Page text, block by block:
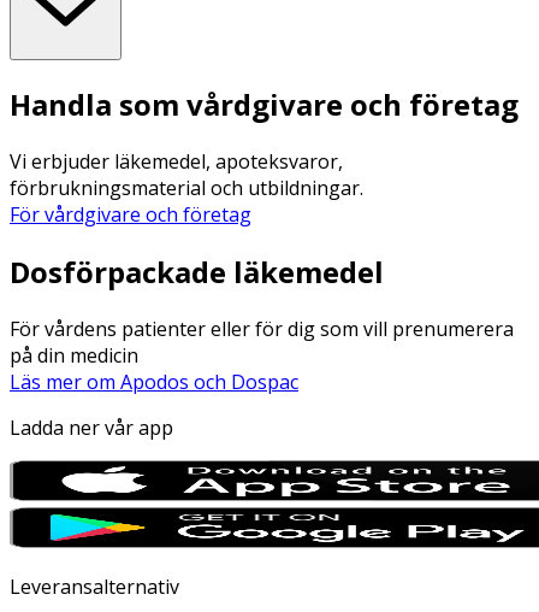
Handla som vårdgivare och företag
Vi erbjuder läkemedel, apoteksvaror,
förbrukningsmaterial och utbildningar.
För vårdgivare och företag
Dosförpackade läkemedel
För vårdens patienter eller för dig som vill prenumerera
på din medicin
Läs mer om Apodos och Dospac
Ladda ner vår app
Leveransalternativ